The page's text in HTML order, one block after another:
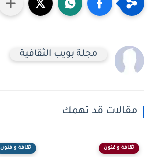
مجلة بويب الثقافية
مقالات قد تهمك
ثقافة و فنون ثقافة و فنون